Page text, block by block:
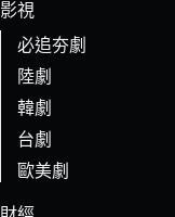
影視
必追夯劇
陸劇
韓劇
台劇
歐美劇